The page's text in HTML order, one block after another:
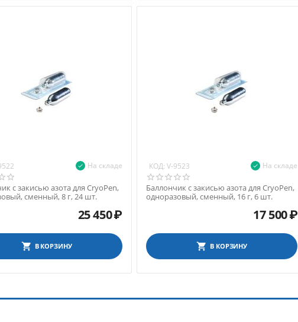
На складе
с закисью азота для CryoPen,
сменный, 8 г, 24 шт.
25 450₽
В КОРЗИНУ
КОД: V-9523 На складе
Баллончик с закисью азота для CryoPen,
одноразовый, сменный, 16 г, 6 шт.
17 500₽
В КОРЗИНУ